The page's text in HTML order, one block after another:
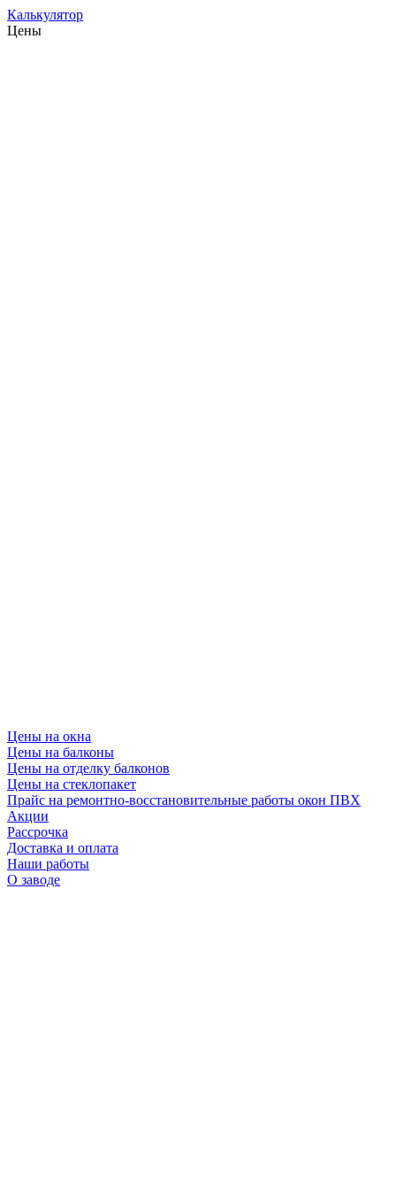
Калькулятор
Цены
Цены на окна
Цены на балконы
Цены на отделку балконов
Цены на стеклопакет
Прайс на ремонтно-восстановительные работы окон ПВХ
Акции
Рассрочка
Доставка и оплата
Наши работы
О заводе